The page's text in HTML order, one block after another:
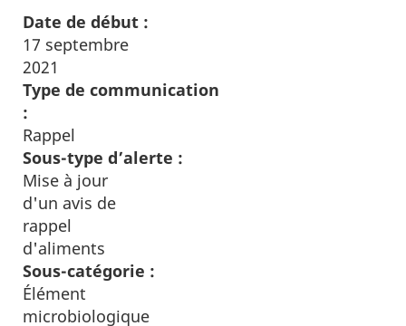
Date de début :
17 septembre
2021
Type de communication
:
Rappel
Sous-type d’alerte :
Mise à jour
d'un avis de
rappel
d'aliments
Sous-catégorie :
Élément
microbiologique